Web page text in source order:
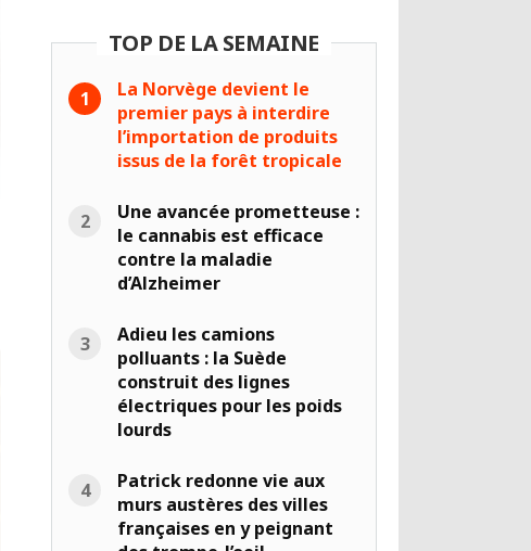
TOP DE LA SEMAINE
La Norvège devient le
premier pays à interdire
l’importation de produits
issus de la forêt tropicale
Une avancée prometteuse :
le cannabis est efficace
contre la maladie
d’Alzheimer
Adieu les camions
polluants : la Suède
construit des lignes
électriques pour les poids
lourds
Patrick redonne vie aux
murs austères des villes
françaises en y peignant